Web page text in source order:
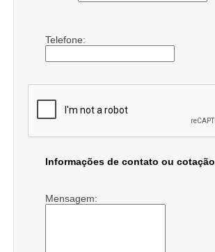
Telefone:
Informações de contato ou cotação
Mensagem: